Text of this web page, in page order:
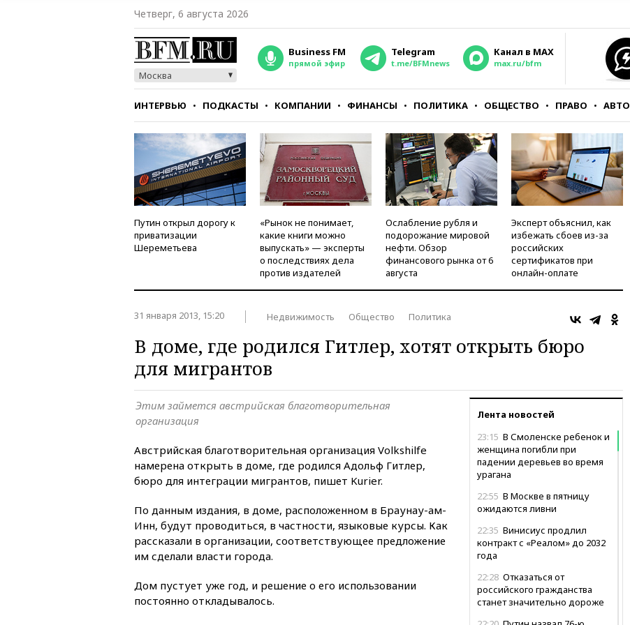
Четверг, 6 августа 2026
Москва
Business FM
прямой эфир
Telegram
t.me/BFMnews
Канал в MAX
max.ru/bfm
ИНТЕРВЬЮ ПОДКАСТЫ КОМПАНИИ ФИНАНСЫ ПОЛИТИКА ОБЩЕСТВО ПРАВО АВТО
СТИЛЬ ТЕСТЫ
Путин открыл дорогу к
приватизации
Шереметьева
«Рынок не понимает,
какие книги можно
выпускать» — эксперты
о последствиях дела
против издателей
Ослабление рубля и
подорожание мировой
нефти. Обзор
финансового рынка от 6
августа
Эксперт объяснил, как
избежать сбоев из-за
российских
сертификатов при
онлайн-оплате
31 января 2013, 15:20 Недвижимость Общество Политика
В доме, где родился Гитлер, хотят открыть бюро
для мигрантов
Лента новостей
23:15 В Смоленске ребенок и
женщина погибли при
падении деревьев во время
урагана
22:55 В Москве в пятницу
ожидаются ливни
22:35 Винисиус продлил
контракт с «Реалом» до 2032
года
22:28 Отказаться от
российского гражданства
станет значительно дороже
Этим займется австрийская благотворительная
организация
Австрийская благотворительная организация Volkshilfe
намерена открыть в доме, где родился Адольф Гитлер,
бюро для интеграции мигрантов, пишет Kurier.
По данным издания, в доме, расположенном в Браунау-ам-
Инн, будут проводиться, в частности, языковые курсы. Как
рассказали в организации, соответствующее предложение
им сделали власти города.
Дом пустует уже год, и решение о его использовании
постоянно откладывалось.